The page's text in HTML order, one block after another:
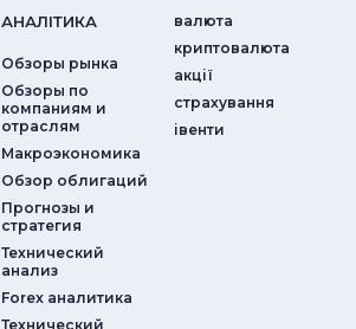
АНАЛIТИКА
Обзоры рынка
Обзоры по
компаниям и
отраслям
Макроэкономика
Обзор облигаций
Прогнозы и
стратегия
Технический
анализ
Forex аналитика
Технический
валюта
криптовалюта
акції
страхування
iвенти